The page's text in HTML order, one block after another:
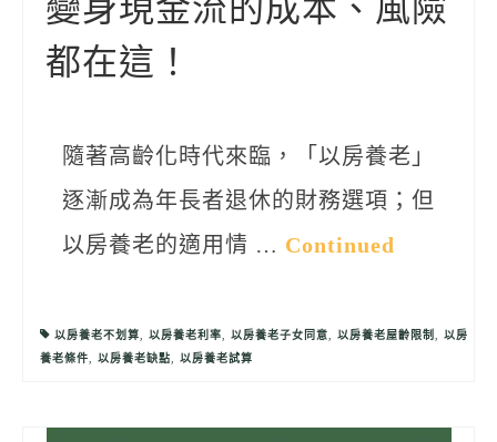
變身現金流的成本、風險
都在這！
隨著高齡化時代來臨，「以房養老」
逐漸成為年長者退休的財務選項；但
以房養老的適用情 … Continued
以房養老不划算, 以房養老利率, 以房養老子女同意, 以房養老屋齡限制 , 以房
養老條件, 以房養老缺點, 以房養老試算